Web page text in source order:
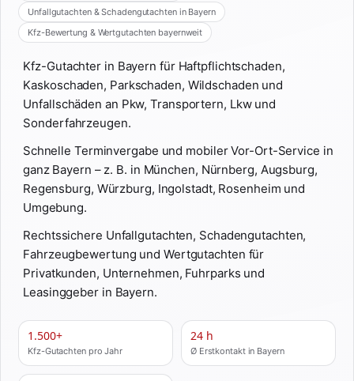
Unfallgutachten & Schadengutachten in Bayern
Kfz-Bewertung & Wertgutachten bayernweit
Kfz-Gutachter in Bayern für Haftpflichtschaden,
Kaskoschaden, Parkschaden, Wildschaden und
Unfallschäden an Pkw, Transportern, Lkw und
Sonderfahrzeugen.
Schnelle Terminvergabe und mobiler Vor-Ort-Service in
ganz Bayern – z. B. in München, Nürnberg, Augsburg,
Regensburg, Würzburg, Ingolstadt, Rosenheim und
Umgebung.
Rechtssichere Unfallgutachten, Schadengutachten,
Fahrzeugbewertung und Wertgutachten für
Privatkunden, Unternehmen, Fuhrparks und
Leasinggeber in Bayern.
1.500+
Kfz-Gutachten pro Jahr
24 h
Ø Erstkontakt in Bayern